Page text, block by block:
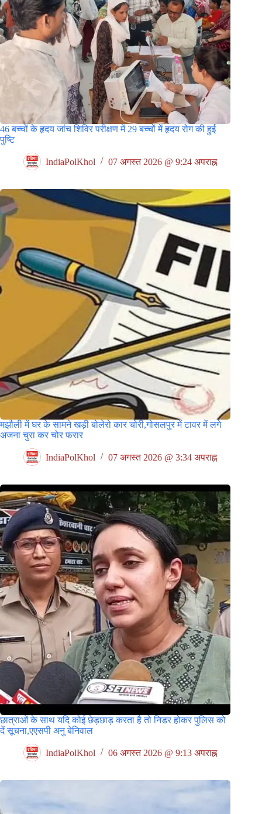
46 बच्चों के हृदय जांच शिविर परीक्षण में 29 बच्चों में हृदय रोग की हुई
पुष्टि
IndiaPolKhol 07 अगस्त 2026 @ 9:24 अपराह्न
मझौली में घर के सामने खड़ी बोलेरो कार चोरी,गोसलपुर में टावर में लगे
अजना चुरा कर चोर फरार
IndiaPolKhol 07 अगस्त 2026 @ 3:34 अपराह्न
छात्राओं के साथ यदि कोई छेड़छाड़ करता है तो निडर होकर पुलिस को
दें सूचना,एएसपी अनु बेनिवाल
IndiaPolKhol 06 अगस्त 2026 @ 9:13 अपराह्न